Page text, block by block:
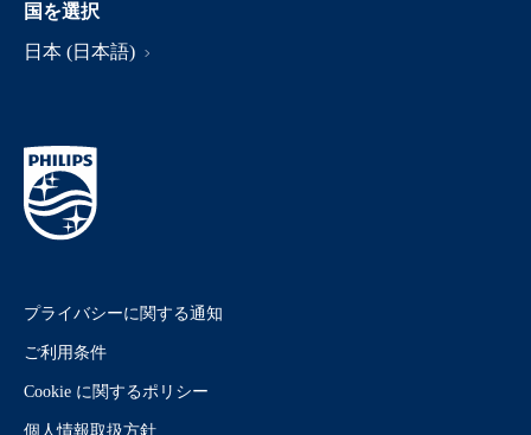
国を選択
日本 (日本語)
プライバシーに関する通知
ご利用条件
Cookie に関するポリシー
個人情報取扱方針